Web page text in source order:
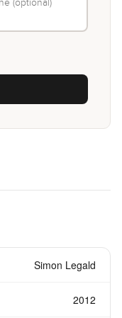
Simon Legald
2012